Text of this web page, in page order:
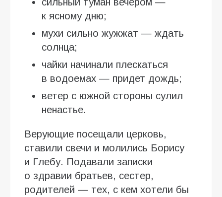
к ясному дню;
мухи сильно жужжат — ждать
солнца;
чайки начинали плескаться
в водоемах — придет дождь;
ветер с южной стороны сулил
ненастье.
Верующие посещали церковь,
ставили свечи и молились Борису
и Глебу. Подавали записки
о здравии братьев, сестер,
родителей — тех, с кем хотели бы